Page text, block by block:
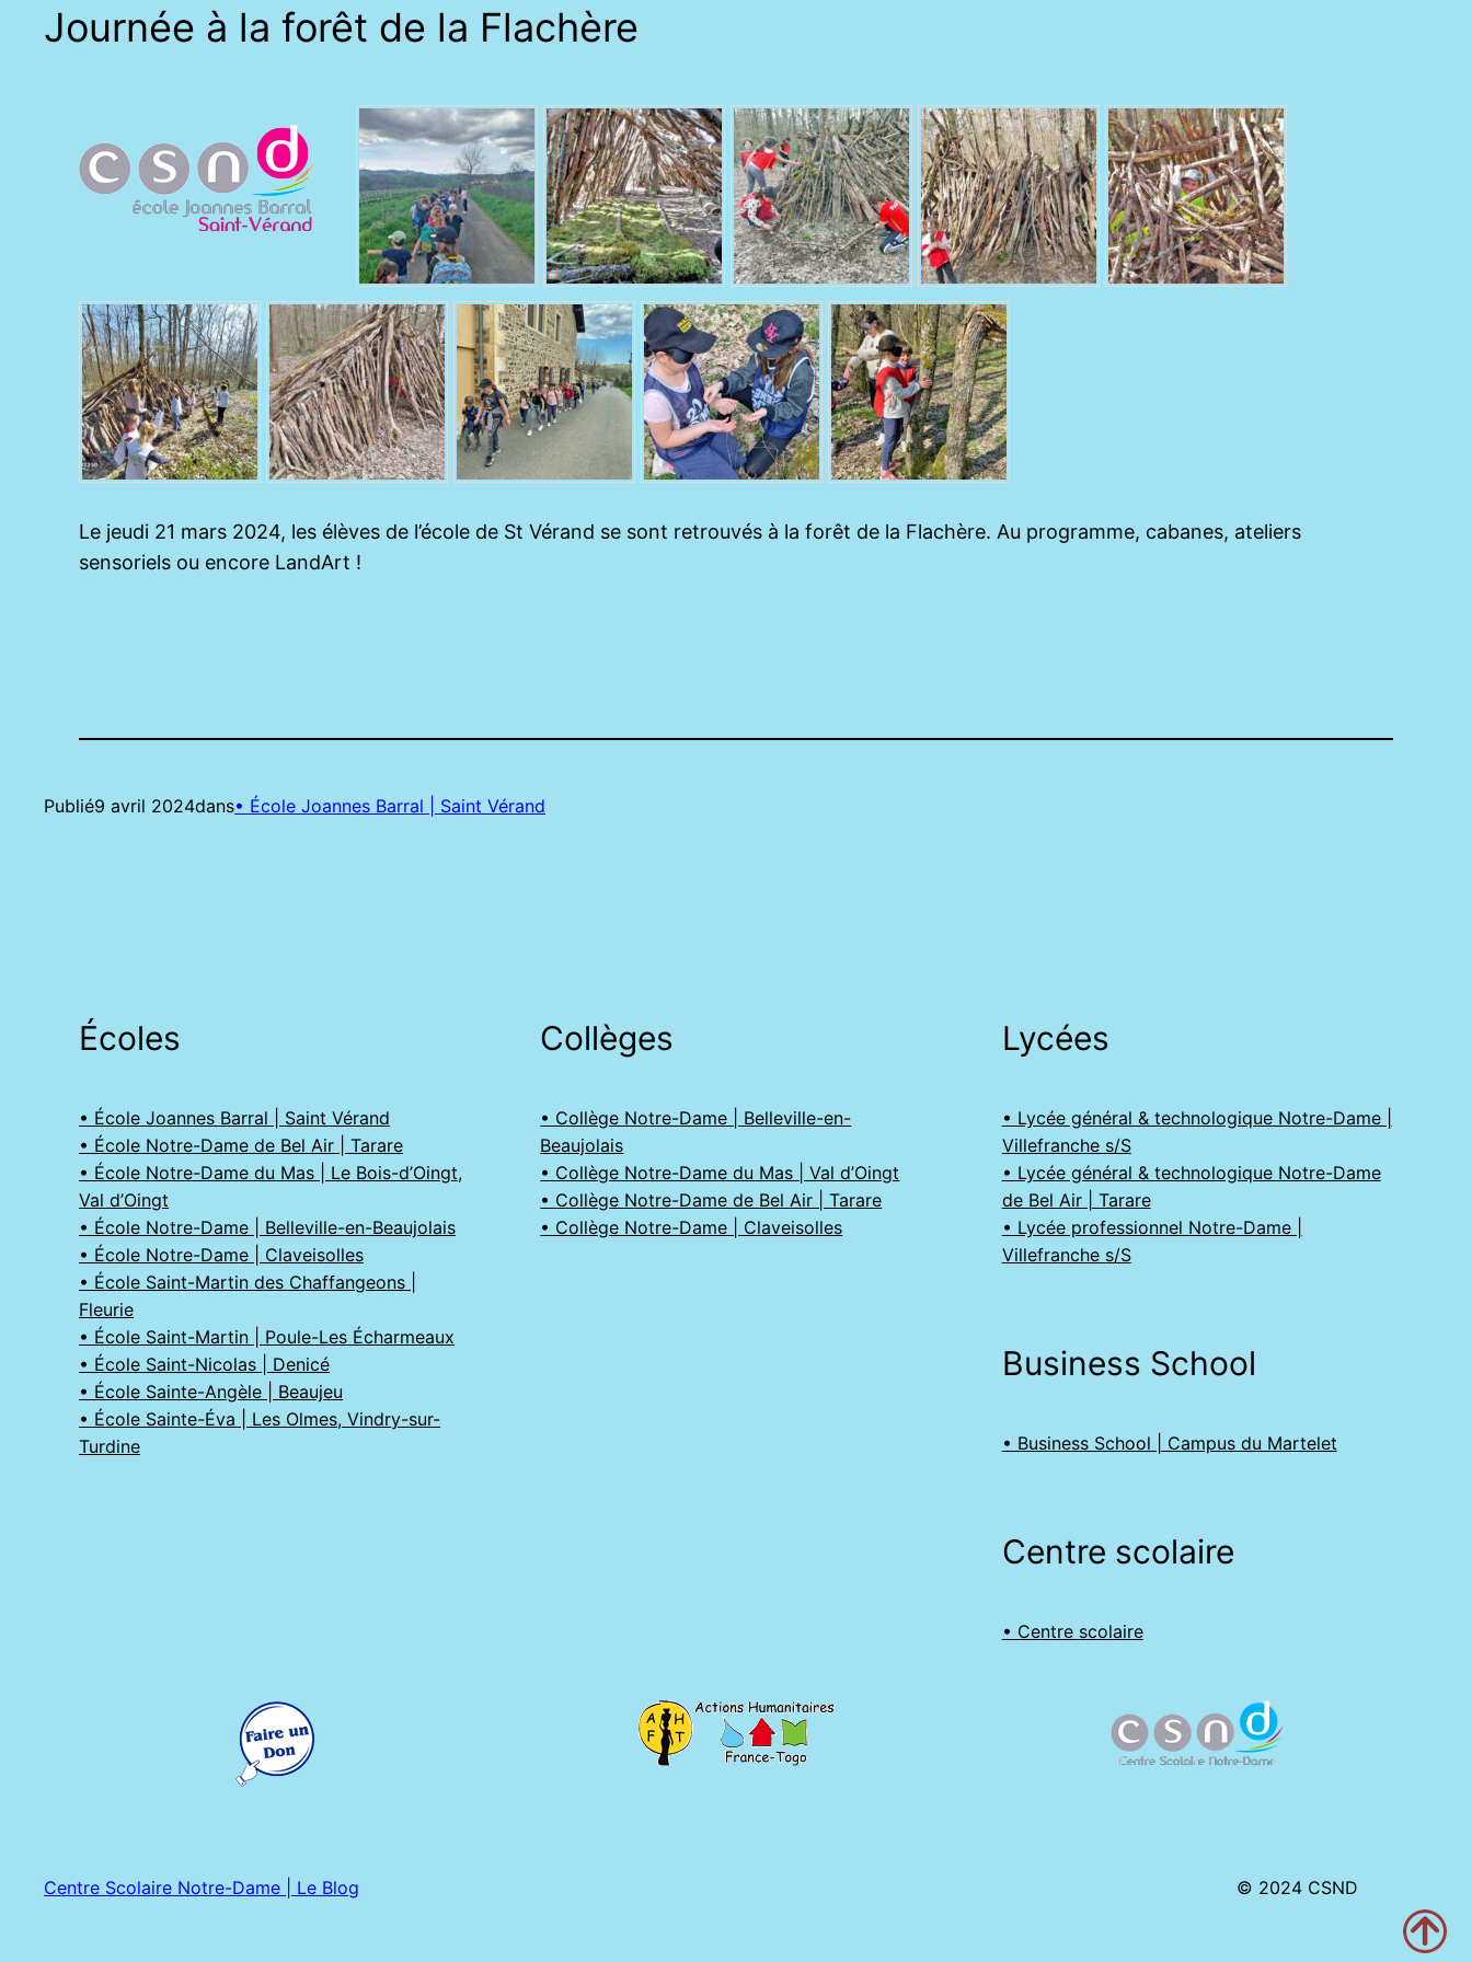
Journée à la forêt de la Flachère
Le jeudi 21 mars 2024, les élèves de l’école de St Vérand se sont retrouvés à la forêt de la Flachère. Au programme, cabanes, ateliers
sensoriels ou encore LandArt !
Publié9 avril 2024dans• École Joannes Barral | Saint Vérand
Écoles
• École Joannes Barral | Saint Vérand
• École Notre-Dame de Bel Air | Tarare
• École Notre-Dame du Mas | Le Bois-d’Oingt,
Val d’Oingt
• École Notre-Dame | Belleville-en-Beaujolais
• École Notre-Dame | Claveisolles
• École Saint-Martin des Chaffangeons |
Fleurie
• École Saint-Martin | Poule-Les Écharmeaux
• École Saint-Nicolas | Denicé
• École Sainte-Angèle | Beaujeu
• École Sainte-Éva | Les Olmes, Vindry-sur-
Turdine
Collèges
• Collège Notre-Dame | Belleville-en-
Beaujolais
• Collège Notre-Dame du Mas | Val d’Oingt
• Collège Notre-Dame de Bel Air | Tarare
• Collège Notre-Dame | Claveisolles
Lycées
• Lycée général & technologique Notre-Dame |
Villefranche s/S
• Lycée général & technologique Notre-Dame
de Bel Air | Tarare
• Lycée professionnel Notre-Dame |
Villefranche s/S
Business School
• Business School | Campus du Martelet
Centre scolaire
• Centre scolaire
Centre Scolaire Notre-Dame | Le Blog © 2024 CSND